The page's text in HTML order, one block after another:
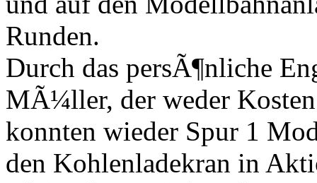
Runden.
Durch das persÃ¶nliche
MÃ¼ller, der weder
konnten wieder Spur 1
den Kohlenladekran in